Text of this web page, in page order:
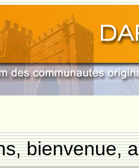
bienvenue,